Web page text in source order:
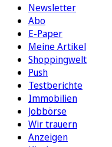
Newsletter
Abo
E-Paper
Meine Artikel
Shoppingwelt
Push
Testberichte
Immobilien
Jobbörse
Wir trauern
Anzeigen